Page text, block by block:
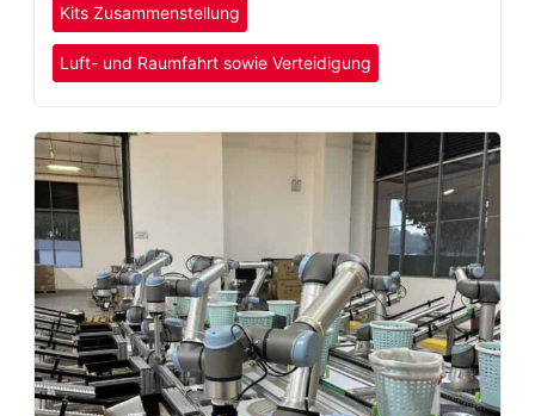
Kits Zusammenstellung
Luft- und Raumfahrt sowie Verteidigung